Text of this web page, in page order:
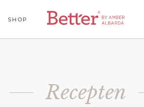
SHOP
Recepten